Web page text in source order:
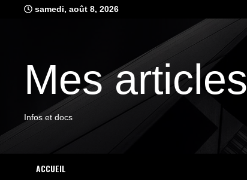
samedi, août 8, 2026
Mes articles
Infos et docs
ACCUEIL